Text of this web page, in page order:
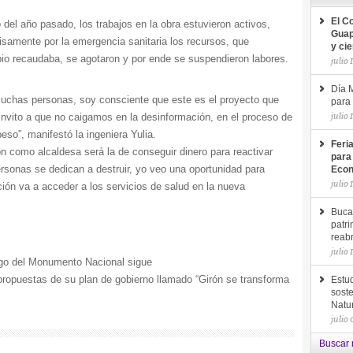
año pasado, los trabajos en la obra estuvieron activos,
por la emergencia sanitaria los recursos, que
recaudaba, se agotaron y por ende se suspendieron labores.
personas, soy consciente que este es el proyecto que
a que no caigamos en la desinformación, en el proceso de
manifestó la ingeniera Yulia.
como alcaldesa será la de conseguir dinero para reactivar
se dedican a destruir, yo veo una oportunidad para
va a acceder a los servicios de salud en la nueva
del Monumento Nacional sigue
de su plan de gobierno llamado “Girón se transforma
El
y
julio
Día
para
julio
julio
julio
julio
Buscar